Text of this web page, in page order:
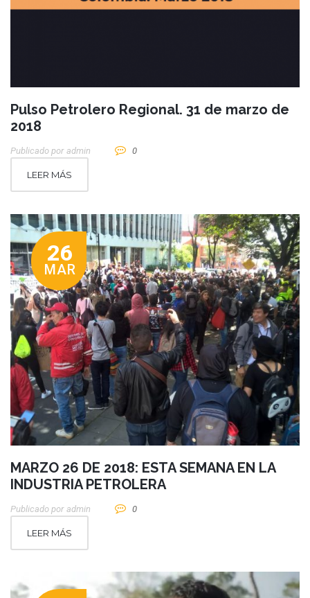
Pulso Petrolero Regional. 31 de marzo de
2018
Publicado por Admin 0
LEER MÁS
26
MAR
MARZO 26 DE 2018: ESTA SEMANA EN LA
INDUSTRIA PETROLERA
Publicado por Admin 0
LEER MÁS